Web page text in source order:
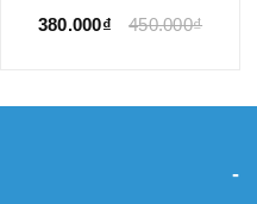
380.000₫
450.000₫